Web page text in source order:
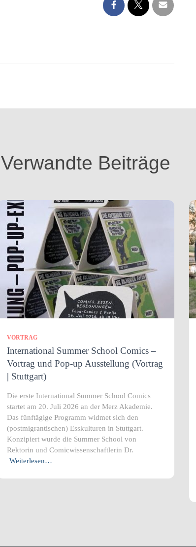
Verwandte Beiträge
VORTRAG
International Summer School Comics –
Vortrag und Pop-up Ausstellung (Vortrag
| Stuttgart)
Die erste International Summer School Comics
startet am 20. Juli 2026 an der Merz Akademie.
Das fünftägige Programm widmet sich den
(postmigrantischen) Esskulturen in Stuttgart.
Konzipiert wurde die Summer School von
Rektorin und Comicwissenschaftlerin Dr.
Weiterlesen…